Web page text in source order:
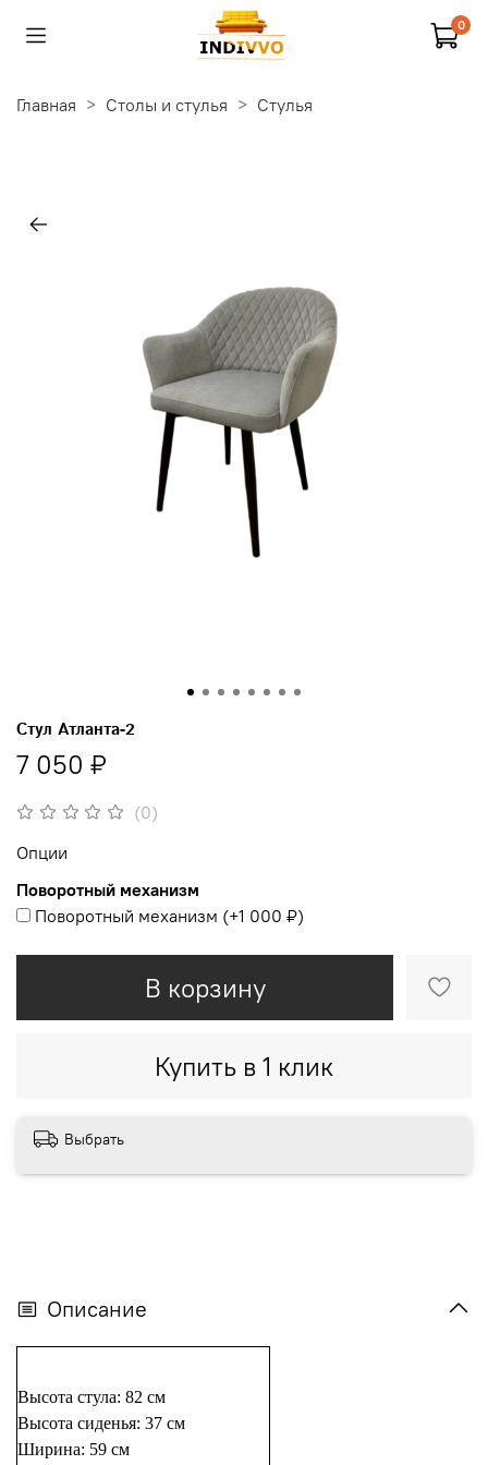
0
Главная Столы и стулья Стулья
(0)
Стул Атланта-2
7 050 ₽
В корзину
Купить в 1 клик
Опции
Поворотный механизм
Поворотный механизм (+1 000 ₽)
Выбрать
Описание
Высота стула: 82 см
Высота сиденья: 37 см
Ширина: 59 см